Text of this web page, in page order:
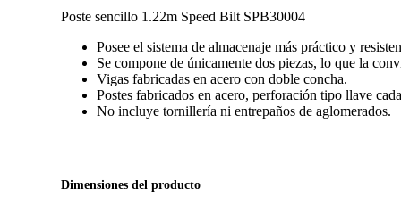
Poste sencillo 1.22m Speed Bilt SPB30004
Posee el sistema de almacenaje más práctico y
Se compone de únicamente dos piezas, lo que la
Vigas fabricadas en acero con doble concha.
Postes fabricados en acero, perforación tipo llave
No incluye tornillería ni entrepaños de aglomerados.
Dimensiones del producto